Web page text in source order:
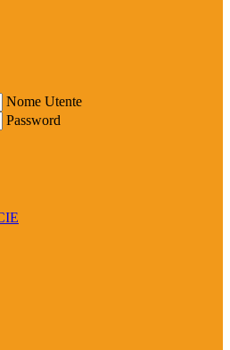
Nome Utente
Password